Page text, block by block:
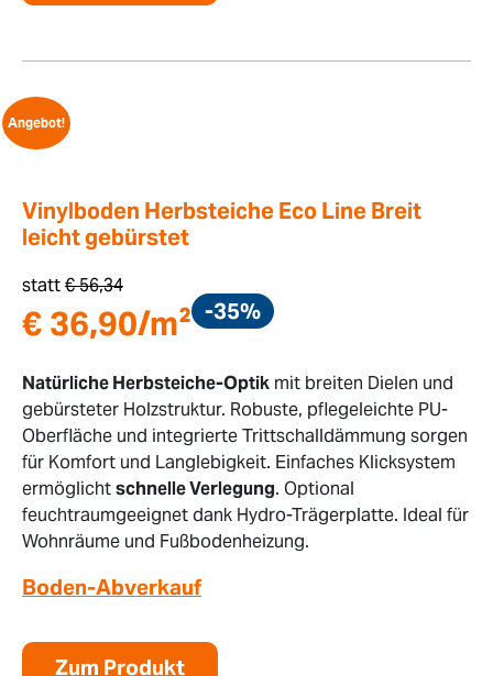
Angebot!
Vinylboden Herbsteiche Eco Line Breit
leicht gebürstet
statt€56,34
€ 36,90/m² -35%
Natürliche Herbsteiche-Optik mit breiten Dielen und
gebürsteter Holzstruktur. Robuste, pflegeleichte PU-
Oberfläche und integrierte Trittschalldämmung sorgen
für Komfort und Langlebigkeit. Einfaches Klicksystem
ermöglichtschnelle Verlegung. Optional
feuchtraumgeeignet dank Hydro-Trägerplatte. Ideal für
Wohnräume und Fußbodenheizung.
Boden-Abverkauf
Zum Produkt